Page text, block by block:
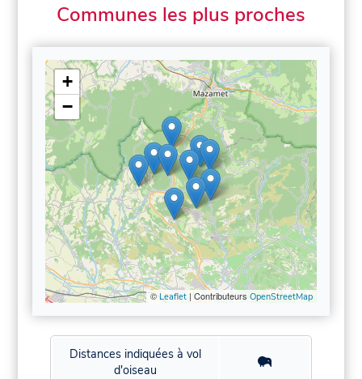
Communes les plus proches
+
−
©Leaflet| Contributeurs OpenStreetMap
Distances indiquées à vol
d'oiseau